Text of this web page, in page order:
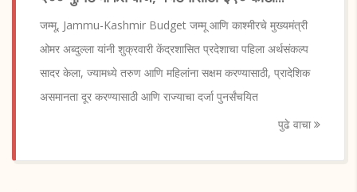
जम्मू, Jammu-Kashmir Budget जम्मू आणि काश्मीरचे मुख्यमंत्री
ओमर अब्दुल्ला यांनी शुक्रवारी केंद्रशासित प्रदेशाचा पहिला अर्थसंकल्प
सादर केला, ज्यामध्ये तरुण आणि महिलांना सक्षम करण्यासाठी, प्रादेशिक
असमानता दूर करण्यासाठी आणि राज्याचा दर्जा पुनर्संचयित
पुढे वाचा